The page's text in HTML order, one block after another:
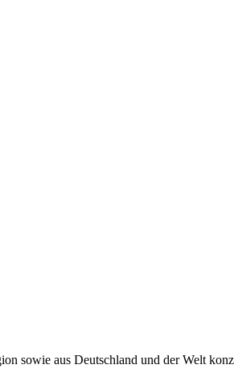
sowie aus Deutschland und der Welt